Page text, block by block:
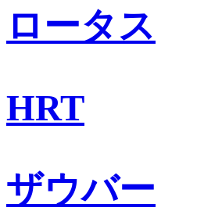
ロータス
HRT
ザウバー